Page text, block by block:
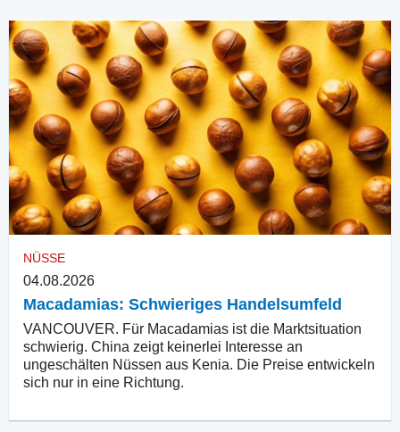
NÜSSE
04.08.2026
Macadamias: Schwieriges Handelsumfeld
VANCOUVER. Für Macadamias ist die Marktsituation
schwierig. China zeigt keinerlei Interesse an
ungeschälten Nüssen aus Kenia. Die Preise entwickeln
sich nur in eine Richtung.